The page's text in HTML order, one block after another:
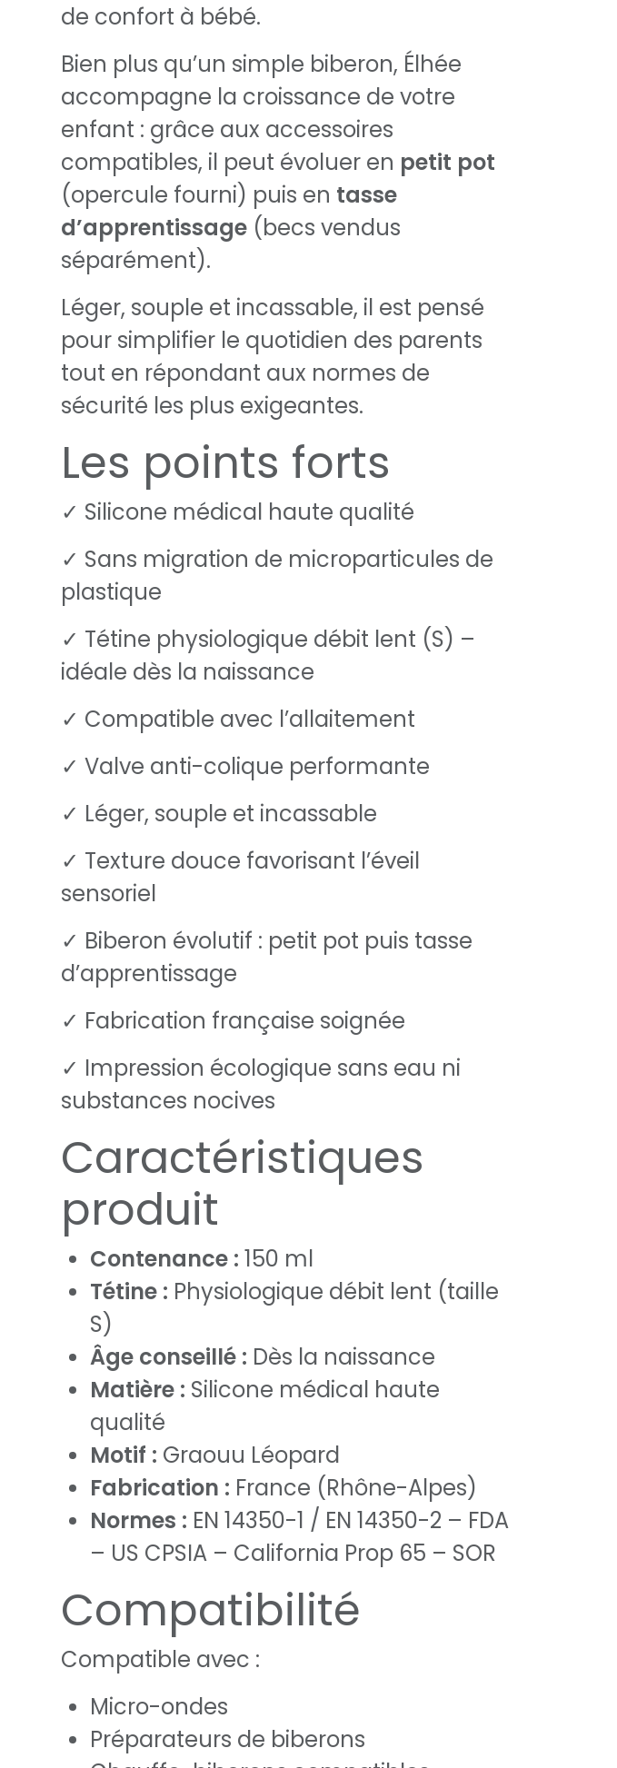
de confort à bébé.
Bien plus qu’un simple biberon, Élhée
accompagne la croissance de votre
enfant : grâce aux accessoires
compatibles, il peut évoluer en petit pot
(opercule fourni) puis en tasse
d’apprentissage (becs vendus
séparément).
Léger, souple et incassable, il est pensé
pour simplifier le quotidien des parents
tout en répondant aux normes de
sécurité les plus exigeantes.
Les points forts
✓ Silicone médical haute qualité
✓ Sans migration de microparticules de
plastique
✓ Tétine physiologique débit lent (S) –
idéale dès la naissance
✓ Compatible avec l’allaitement
✓ Valve anti-colique performante
✓ Léger, souple et incassable
✓ Texture douce favorisant l’éveil
sensoriel
✓ Biberon évolutif : petit pot puis tasse
d’apprentissage
✓ Fabrication française soignée
✓ Impression écologique sans eau ni
substances nocives
Caractéristiques
produit
Contenance : 150 ml
Tétine : Physiologique débit lent (taille
S)
Âge conseillé : Dès la naissance
Matière : Silicone médical haute
qualité
Motif : Graouu Léopard
Fabrication : France (Rhône-Alpes)
Normes : EN 14350-1 / EN 14350-2 – FDA
– US CPSIA – California Prop 65 – SOR
Compatibilité
Compatible avec :
Micro-ondes
Préparateurs de biberons